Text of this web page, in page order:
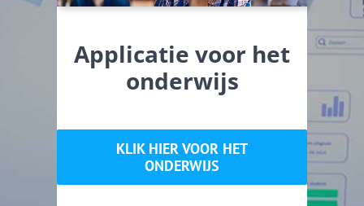
Applicatie voor het
onderwijs
KLIK HIER VOOR HET
ONDERWIJS